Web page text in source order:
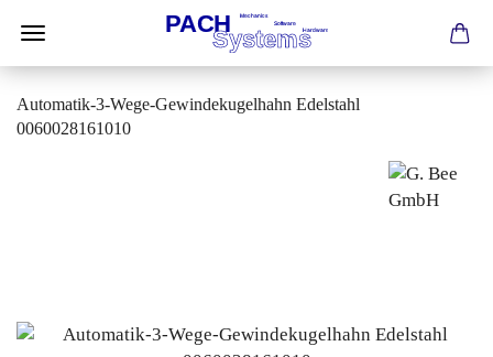
Automatik-3-Wege-Gewindekugelhahn Edelstahl
0060028161010